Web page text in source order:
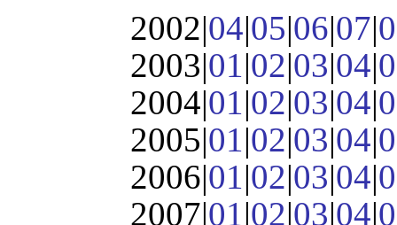
2002|04|05|06|07|
2003|01|02|03|04|
2004|01|02|03|04|
2005|01|02|03|04|
2006|01|02|03|04|
2007|01|02|03|04|